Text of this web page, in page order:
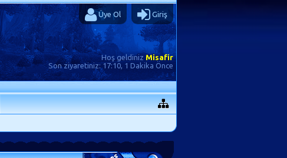
Üye Ol Giriş
Hoş geldiniz Misafir
Son ziyaretiniz:17:10, 1 Dakika Önce